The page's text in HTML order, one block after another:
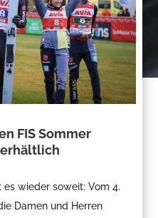
FIS Sommer
es wieder soweit: Vom 4.
Damen und Herren